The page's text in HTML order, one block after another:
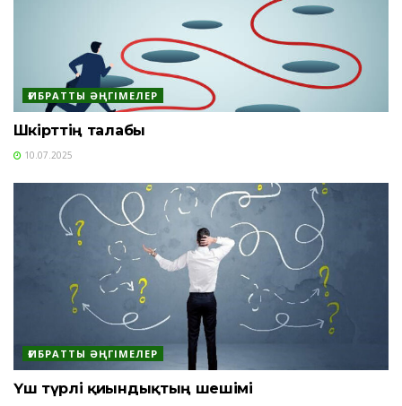
ҒИБРАТТЫ ӘҢГІМЕЛЕР
Шәкірттің талабы
10.07.2025
ҒИБРАТТЫ ӘҢГІМЕЛЕР
Үш түрлі қиындықтың шешімі